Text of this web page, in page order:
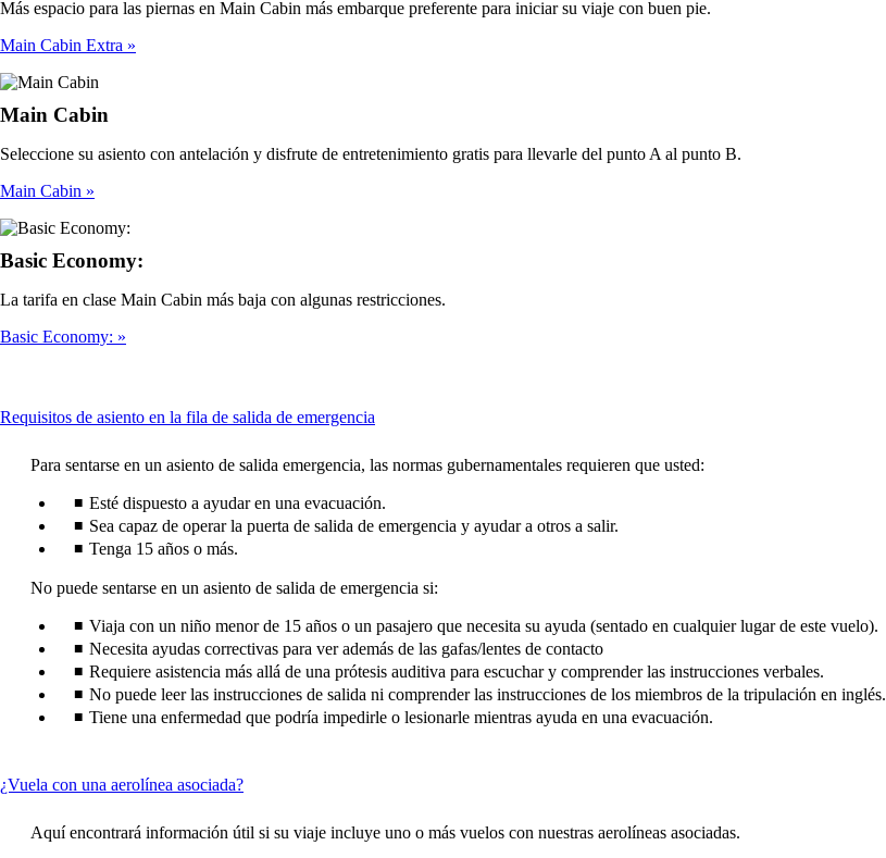
Más espacio para las piernas en Main Cabin más embarque preferente para iniciar su viaje con buen pie.
Main Cabin Extra
Main Cabin
Seleccione su asiento con antelación y disfrute de entretenimiento gratis para llevarle del punto A al punto B.
Main Cabin
Basic Economy:
La tarifa en clase Main Cabin más baja con algunas restricciones.
Basic Economy:
Requisitos de asiento en la fila de salida de emergencia
be
Para sentarse en un asiento de salida emergencia, las normas gubernamentales requieren que usted:
Esté dispuesto a ayudar en una evacuación.
Sea capaz de operar la puerta de salida de emergencia y ayudar a otros a salir.
Tenga 15 años o más.
No puede sentarse en un asiento de salida de emergencia si:
Viaja con un niño menor de 15 años o un pasajero que necesita su ayuda (sentado en cualquier lugar de este vuelo).
Necesita ayudas correctivas para ver además de las gafas/lentes de contacto
Requiere asistencia más allá de una prótesis auditiva para escuchar y comprender las instrucciones verbales.
No puede leer las instrucciones de salida ni comprender las instrucciones de los miembros de la tripulación en inglés.
Tiene una enfermedad que podría impedirle o lesionarle mientras ayuda en una evacuación.
¿Vuela con una aerolínea asociada?This
can
be
Aquí encontrará información útil si su viaje incluye uno o más vuelos con nuestras aerolíneas asociadas.